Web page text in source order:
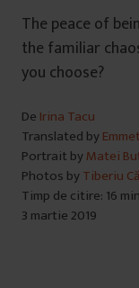
The peace of
the familiar
you choose?
De Irina Tacu
Translated by
Portrait byMatei
Photos byTiberiu
Timp de citire: 16
3 martie 2019